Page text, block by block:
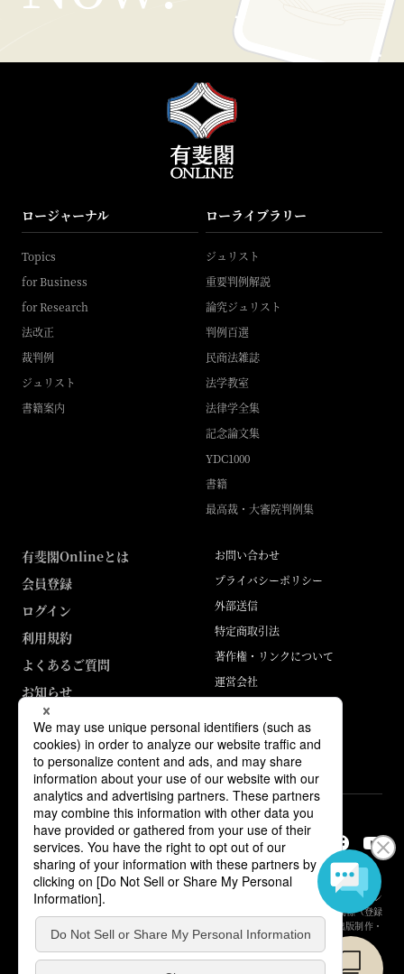
ロージャーナル
Topics
for Business
for Research
法改正
裁判例
ジュリスト
書籍案内
ローライブラリー
ジュリスト
重要判例解説
論究ジュリスト
判例百選
民商法雑誌
法学教室
法律学全集
記念論文集
YDC1000
書籍
最高裁・大審院判例集
有斐閣Onlineとは
会員登録
ログイン
利用規約
よくあるご質問
お知らせ
お問い合わせ
プライバシーポリシー
外部送信
特定商取引法
著作権・リンクについて
運営会社
ABJマークは、この電子書店・電子書籍配信サービスが、著作権者からコン
テンツ使用許諾を得た正規版配信サービスであることを示す登録商標（登録
番号 第6091713号）です。詳しくは［ABJマーク］または［電子出版制作・
流通協議会］で検索してください。